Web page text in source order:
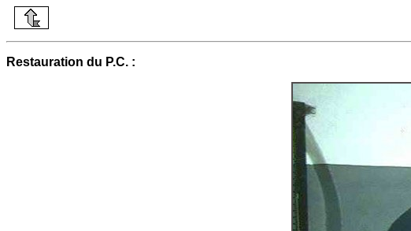
Restauration du P.C. :